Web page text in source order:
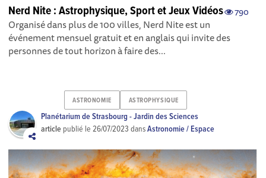
790
Nerd Nite : Astrophysique, Sport et Jeux Vidéos
Organisé dans plus de 100 villes, Nerd Nite est un
événement mensuel gratuit et en anglais qui invite des
personnes de tout horizon à faire des...
ASTRONOMIE ASTROPHYSIQUE
Planétarium de Strasbourg - Jardin des Sciences
article publié le26/07/2023 dansAstronomie / Espace